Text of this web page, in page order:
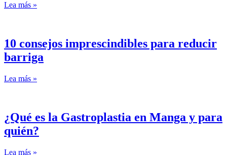
Lea más »
10 consejos imprescindibles para reducir
barriga
Lea más »
¿Qué es la Gastroplastia en Manga y para
quién?
Lea más »